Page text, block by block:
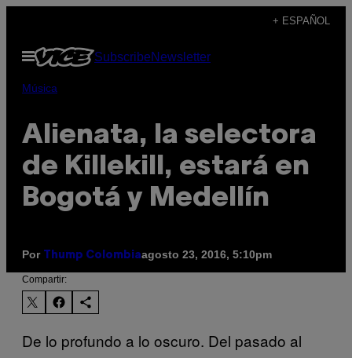
contenido
+ ESPAÑOL
Abrir
Menú
SubscribeNewsletter
Música
Alienata, la selectora
de Killekill, estará en
Bogotá y Medellín
Por Thump Colombiaagosto 23, 2016, 5:10pm
Compartir:
De lo profundo a lo oscuro. Del pasado al